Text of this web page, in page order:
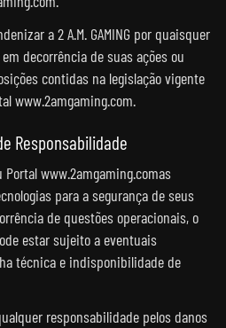
a 2 A.M. GAMING por quaisquer
decorrência de suas ações ou
contidas na legislação vigente
www.2amgaming.com.
Responsabilidade
Portal www.2amgaming.comas
para a segurança de seus
de questões operacionais, o
estar sujeito a eventuais
técnica e indisponibilidade de
responsabilidade pelos danos